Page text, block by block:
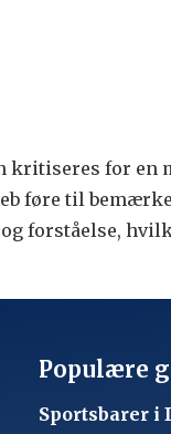
kritiseres for en
føre til
forståelse,
Populære
Sportsbarer i